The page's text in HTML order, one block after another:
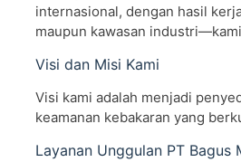
internasional, dengan hasil
maupun kawasan
Visi dan Misi Kami
Visi kami adalah menjadi
keamanan kebakaran yang
Layanan Unggulan PT Bagus